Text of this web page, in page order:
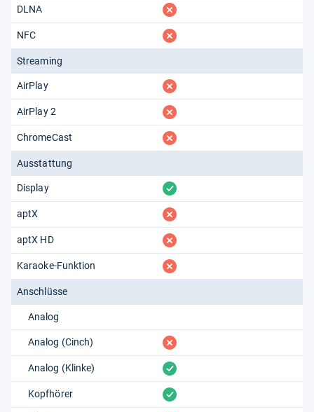
DLNA fehlt
NFC fehlt
Streaming
AirPlay fehlt
AirPlay 2 fehlt
ChromeCast fehlt
Ausstattung
Display vorhanden
aptX fehlt
aptX HD fehlt
Karaoke-Funktion fehlt
Anschlüsse
Analog
Analog (Cinch) fehlt
Analog (Klinke) vorhanden
Kopfhörer vorhanden